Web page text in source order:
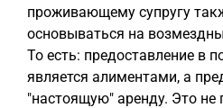
проживающему супругу
основываться на
То есть: предоставление в
является алиментами, а
"настоящую" аренду. Это не